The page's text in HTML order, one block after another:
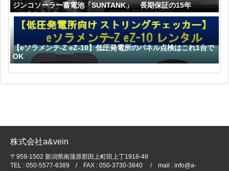
ジンコソーラー蓄電池「SUNTANK」 長期保証の15年
【eソラメンテ-Z eZ-10】低圧発電所のパネル点検はこれ1台で
OK
株式会社a&vein
〒959-1502 新潟県南蒲原郡田上町田上丁1918-48
TEL : 050-5577-6389 / FAX : 050-3730-3840 / mail : info@a-